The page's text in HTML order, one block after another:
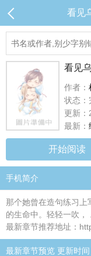
看见
看见
作者：
状态：
更新
最新：
开始阅读
手机简介
那个她曾在造句练习上
的生命中。轻轻一吹，
最新章节推荐地址：
最新章节预览 更新时